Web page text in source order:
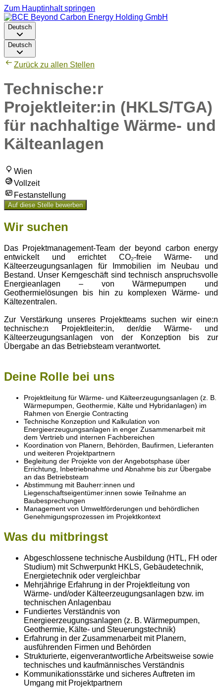
Zum Hauptinhalt springen
Deutsch
Deutsch
Zurück zu allen Stellen
Technische:r
Projektleiter:in (HKLS/TGA)
für nachhaltige Wärme- und
Kälteanlagen
Wien
Vollzeit
Festanstellung
Auf diese Stelle bewerben
Wir suchen
Das Projektmanagement-Team der beyond carbon energy
entwickelt und errichtet CO₂-freie Wärme- und
Kälteerzeugungsanlagen für Immobilien im Neubau und
Bestand. Unser Kerngeschäft sind technisch anspruchsvolle
Energieanlagen – von Wärmepumpen und
Geothermielösungen bis hin zu komplexen Wärme- und
Kältezentralen.
Zur Verstärkung unseres Projektteams suchen wir eine:n
technische:n Projektleiter:in, der/die Wärme- und
Kälteerzeugungsanlagen von der Konzeption bis zur
Übergabe an das Betriebsteam verantwortet.
Deine Rolle bei uns
Projektleitung für Wärme- und Kälteerzeugungsanlagen (z. B.
Wärmepumpen, Geothermie, Kälte und Hybridanlagen) im
Rahmen von Energie Contracting
Technische Konzeption und Kalkulation von
Energieerzeugungsanlagen in enger Zusammenarbeit mit
dem Vertrieb und internen Fachbereichen
Koordination von Planern, Behörden, Baufirmen, Lieferanten
und weiteren Projektpartnern
Begleitung der Projekte von der Angebotsphase über
Errichtung, Inbetriebnahme und Abnahme bis zur Übergabe
an das Betriebsteam
Abstimmung mit Bauherr:innen und
Liegenschaftseigentümer:innen sowie Teilnahme an
Baubesprechungen
Management von Umweltförderungen und behördlichen
Genehmigungsprozessen im Projektkontext
Was du mitbringst
Abgeschlossene technische Ausbildung (HTL, FH oder
Studium) mit Schwerpunkt HKLS, Gebäudetechnik,
Energietechnik oder vergleichbar
Mehrjährige Erfahrung in der Projektleitung von
Wärme- und/oder Kälteerzeugungsanlagen bzw. im
technischen Anlagenbau
Fundiertes Verständnis von
Energieerzeugungsanlagen (z. B. Wärmepumpen,
Geothermie, Kälte- und Steuerungstechnik)
Erfahrung in der Zusammenarbeit mit Planern,
ausführenden Firmen und Behörden
Strukturierte, eigenverantwortliche Arbeitsweise sowie
technisches und kaufmännisches Verständnis
Kommunikationsstärke und sicheres Auftreten im
Umgang mit Projektpartnern